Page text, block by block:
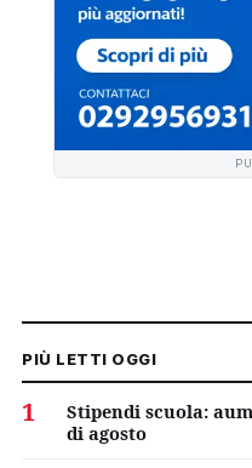
PIÙ LETTI OGGI
1
Stipendi scuola:
di agosto